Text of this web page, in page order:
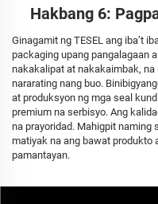
Hakbang 6:
Ginagamit ng TESEL ang iba’t
packaging upang pangalagaan
nakakalipat at nakakaimbak,
nararating nang buo.
at produksyon ng mga seal
premium na serbisyo. Ang
na prayoridad. Mahigpit naming
matiyak na ang bawat produkto
pamantayan.